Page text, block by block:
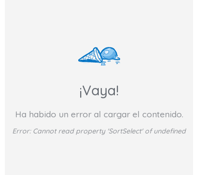
¡Vaya!
Ha habido un error al cargar el contenido.
Error: Cannot read property 'SortSelect' of undefined